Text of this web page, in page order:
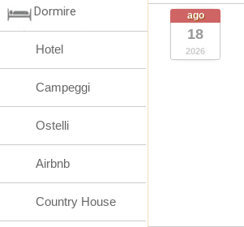
ago
18
2026
Dormire
Hotel
Campeggi
Ostelli
Airbnb
Country House